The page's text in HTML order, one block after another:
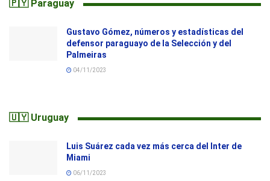
🇵🇾 Paraguay
Gustavo Gómez, números y estadísticas del
defensor paraguayo de la Selección y del
Palmeiras
04/11/2023
🇺🇾 Uruguay
Luis Suárez cada vez más cerca del Inter de
Miami
06/11/2023